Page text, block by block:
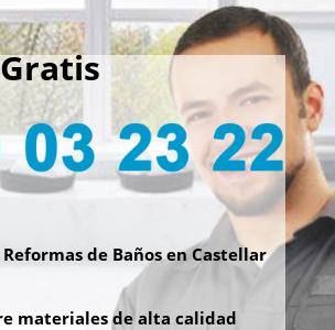
Reformas de Baños en Castellar
materiales de alta calidad